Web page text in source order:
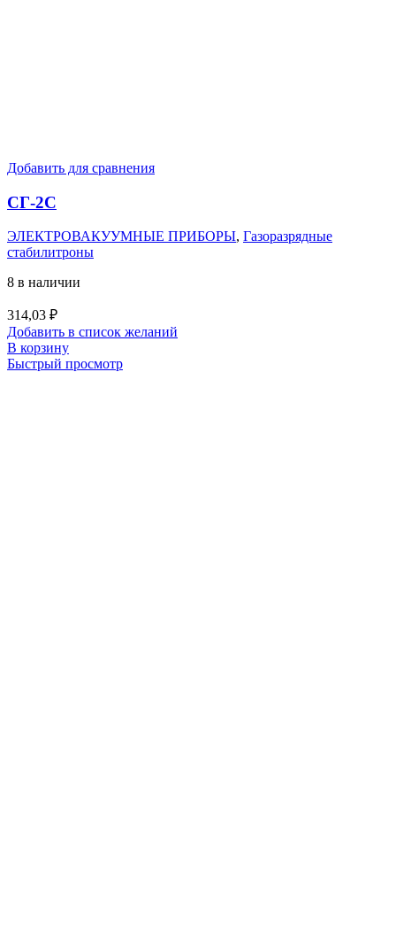
Добавить для сравнения
СГ-2С
ЭЛЕКТРОВАКУУМНЫЕ ПРИБОРЫ, Газоразрядные
стабилитроны
8 в наличии
314,03 ₽
Добавить в список желаний
В корзину
Быстрый просмотр